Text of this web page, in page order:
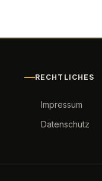
RECHTLICHES
Impressum
Datenschutz